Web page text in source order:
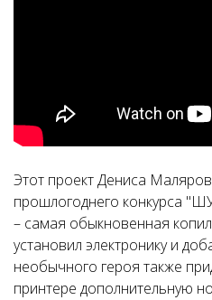
Этот проект Дениса
прошлогоднего конкурса
– самая обыкновенная
установил электронику и
необычного героя также
принтере дополнительную